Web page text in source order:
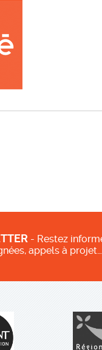
- Restez
appels à projet…